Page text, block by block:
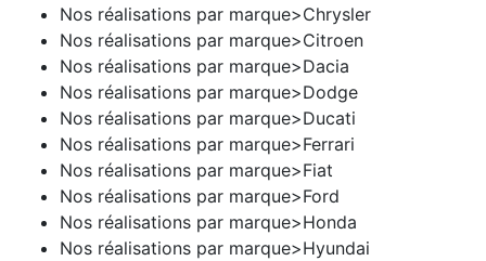
Nos réalisations par marque>Chrysler
Nos réalisations par marque>Citroen
Nos réalisations par marque>Dacia
Nos réalisations par marque>Dodge
Nos réalisations par marque>Ducati
Nos réalisations par marque>Ferrari
Nos réalisations par marque>Fiat
Nos réalisations par marque>Ford
Nos réalisations par marque>Honda
Nos réalisations par marque>Hyundai